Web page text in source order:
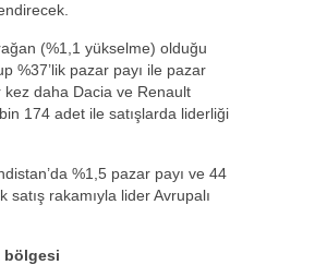
(%1,1 yükselme) olduğu
%37’lik pazar payı ile pazar
kez daha Dacia ve Renault
174 adet ile satışlarda liderliği
%1,5 pazar payı ve 44
satış rakamıyla lider Avrupalı
bölgesi